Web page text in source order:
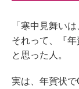
「寒中見舞い
それって、『年
と思った人。
実は、年賀状で